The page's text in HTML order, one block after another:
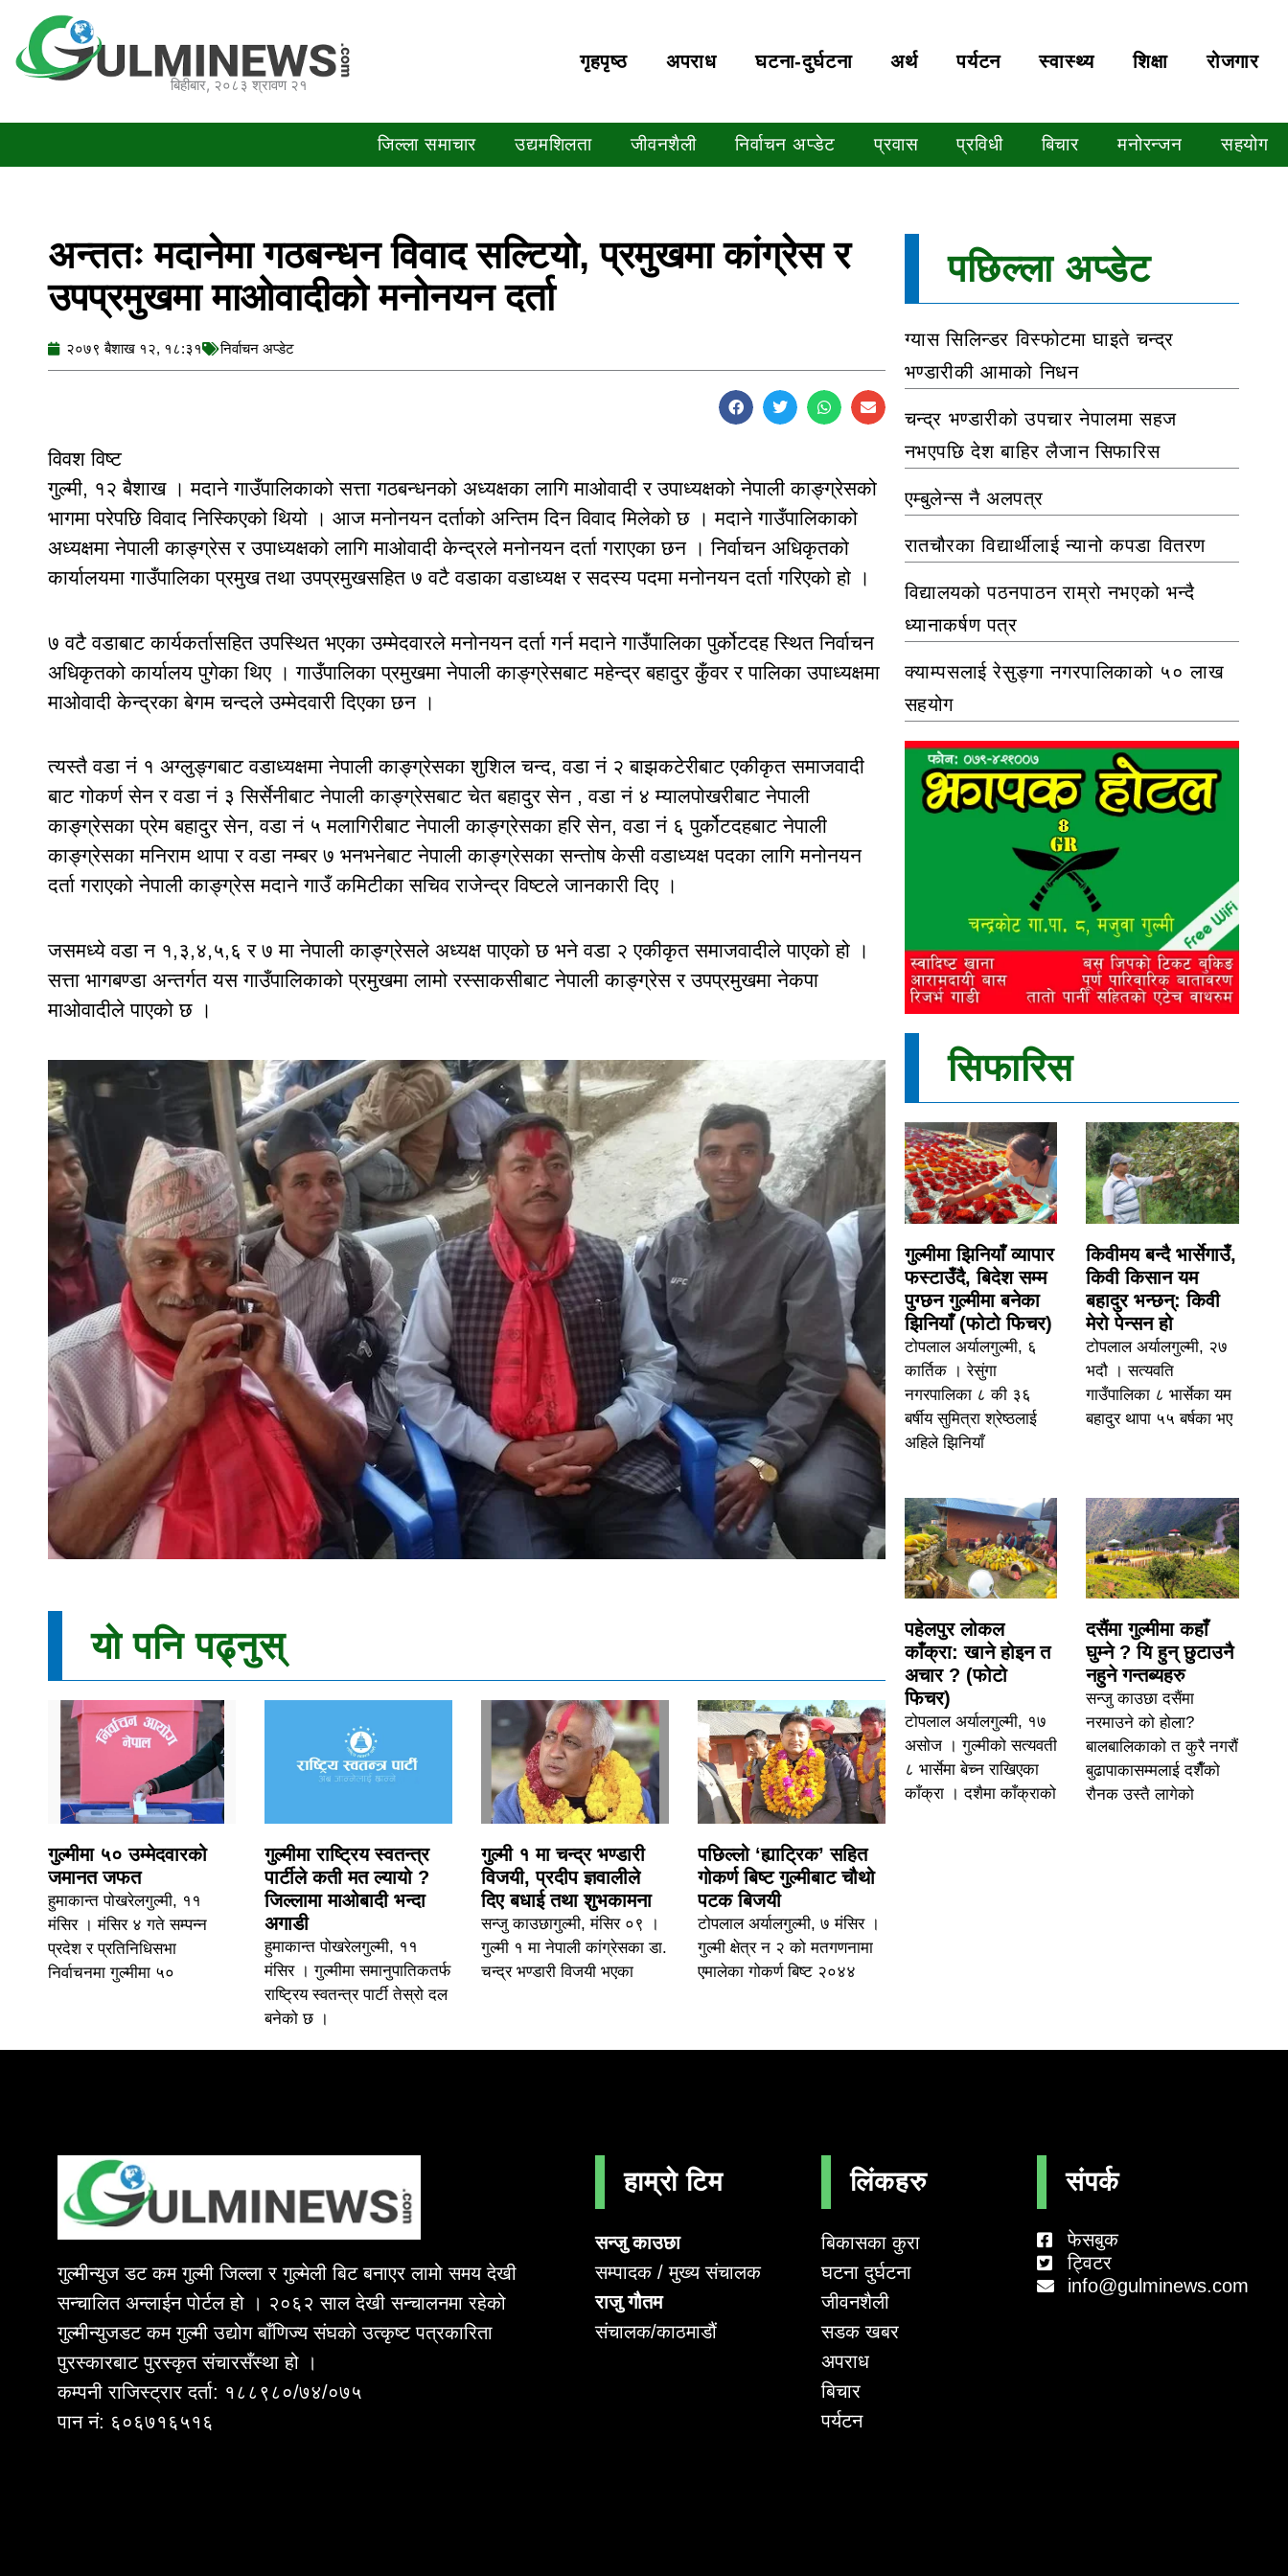
content
बिहीबार, २०८३ श्रावण २१
गृहपृष्‍ठ अपराध घटना-दुर्घटना अर्थ पर्यटन स्वास्थ्य शिक्षा रोजगार
जिल्ला समाचार उद्यमशिलता जीवनशैली निर्वाचन अप्डेट प्रवास प्रविधी बिचार मनोरन्जन सहयोग
अन्ततः मदानेमा गठबन्धन विवाद सल्टियो, प्रमुखमा कांग्रेस र
उपप्रमुखमा माओवादीको मनोनयन दर्ता
२०७९ बैशाख १२, १८:३१ निर्वाचन अप्डेट
विवश विष्ट
गुल्मी, १२ बैशाख । मदाने गाउँपालिकाको सत्ता गठबन्धनको अध्यक्षका लागि माओवादी र उपाध्यक्षको नेपाली काङ्ग्रेसको
भागमा परेपछि विवाद निस्किएको थियो । आज मनोनयन दर्ताको अन्तिम दिन विवाद मिलेको छ । मदाने गाउँपालिकाको
अध्यक्षमा नेपाली काङ्ग्रेस र उपाध्यक्षको लागि माओवादी केन्द्रले मनोनयन दर्ता गराएका छन । निर्वाचन अधिकृतको
कार्यालयमा गाउँपालिका प्रमुख तथा उपप्रमुखसहित ७ वटै वडाका वडाध्यक्ष र सदस्य पदमा मनोनयन दर्ता गरिएको हो ।
७ वटै वडाबाट कार्यकर्तासहित उपस्थित भएका उम्मेदवारले मनोनयन दर्ता गर्न मदाने गाउँपालिका पुर्कोटदह स्थित निर्वाचन
अधिकृतको कार्यालय पुगेका थिए । गाउँपालिका प्रमुखमा नेपाली काङ्ग्रेसबाट महेन्द्र बहादुर कुँवर र पालिका उपाध्यक्षमा
माओवादी केन्द्रका बेगम चन्दले उम्मेदवारी दिएका छन ।
त्यस्तै वडा नं १ अग्लुङ्गबाट वडाध्यक्षमा नेपाली काङ्ग्रेसका शुशिल चन्द, वडा नं २ बाझकटेरीबाट एकीकृत समाजवादी
बाट गोकर्ण सेन र वडा नं ३ सिर्सेनीबाट नेपाली काङ्ग्रेसबाट चेत बहादुर सेन , वडा नं ४ म्यालपोखरीबाट नेपाली
काङ्ग्रेसका प्रेम बहादुर सेन, वडा नं ५ मलागिरीबाट नेपाली काङ्ग्रेसका हरि सेन, वडा नं ६ पुर्कोटदहबाट नेपाली
काङ्ग्रेसका मनिराम थापा र वडा नम्बर ७ भनभनेबाट नेपाली काङ्ग्रेसका सन्तोष केसी वडाध्यक्ष पदका लागि मनोनयन
दर्ता गराएको नेपाली काङ्ग्रेस मदाने गाउँ कमिटीका सचिव राजेन्द्र विष्टले जानकारी दिए ।
जसमध्ये वडा न १,३,४,५,६ र ७ मा नेपाली काङ्ग्रेसले अध्यक्ष पाएको छ भने वडा २ एकीकृत समाजवादीले पाएको हो ।
सत्ता भागबण्डा अन्तर्गत यस गाउँपालिकाको प्रमुखमा लामो रस्साकसीबाट नेपाली काङ्ग्रेस र उपप्रमुखमा नेकपा
माओवादीले पाएको छ ।
यो पनि पढ्नुस्
गुल्मीमा ५० उम्मेदवारको
जमानत जफत
हुमाकान्त पोखरेलगुल्मी, ११
मंसिर । मंसिर ४ गते सम्पन्न
प्रदेश र प्रतिनिधिसभा
निर्वाचनमा गुल्मीमा ५०
गुल्मीमा राष्ट्रिय स्वतन्त्र
पार्टीले कती मत ल्यायो ?
जिल्लामा माओबादी भन्दा
अगाडी
हुमाकान्त पोखरेलगुल्मी, ११
मंसिर । गुल्मीमा समानुपातिकतर्फ
राष्ट्रिय स्वतन्त्र पार्टी तेस्रो दल
बनेको छ ।
गुल्मी १ मा चन्द्र भण्डारी
विजयी, प्रदीप ज्ञवालीले
दिए बधाई तथा शुभकामना
सन्जु काउछागुल्मी, मंसिर ०९ ।
गुल्मी १ मा नेपाली कांग्रेसका डा.
चन्द्र भण्डारी विजयी भएका
पछिल्लो ‘ह्याट्रिक’ सहित
गोकर्ण बिष्ट गुल्मीबाट चौथो
पटक बिजयी
टोपलाल अर्यालगुल्मी, ७ मंसिर ।
गुल्मी क्षेत्र न २ को मतगणनामा
एमालेका गोकर्ण बिष्ट २०४४
पछिल्ला अप्डेट
ग्यास सिलिन्डर विस्फोटमा घाइते चन्द्र
भण्डारीकी आमाको निधन
चन्द्र भण्डारीको उपचार नेपालमा सहज
नभएपछि देश बाहिर लैजान सिफारिस
एम्बुलेन्स नै अलपत्र
रातचौरका विद्यार्थीलाई न्यानो कपडा वितरण
विद्यालयको पठनपाठन राम्रो नभएको भन्दै
ध्यानाकर्षण पत्र
क्याम्पसलाई रेसुङ्गा नगरपालिकाको ५० लाख
सहयोग
सिफारिस
गुल्मीमा झिनियाँ व्यापार
फस्टाउँदै, बिदेश सम्म
पुग्छन गुल्मीमा बनेका
झिनियाँ (फोटो फिचर)
टोपलाल अर्यालगुल्मी, ६
कार्तिक । रेसुंगा
नगरपालिका ८ की ३६
बर्षीय सुमित्रा श्रेष्ठलाई
अहिले झिनियाँ
किवीमय बन्दै भार्सेगाउँ,
किवी किसान यम
बहादुर भन्छन्: किवी
मेरो पेन्सन हो
टोपलाल अर्यालगुल्मी, २७
भदौ । सत्यवति
गाउँपालिका ८ भार्सेका यम
बहादुर थापा ५५ बर्षका भए
पहेलपुर लोकल
काँक्रा: खाने होइन त
अचार ? (फोटो
फिचर)
टोपलाल अर्यालगुल्मी, १७
असोज । गुल्मीको सत्यवती
८ भार्सेमा बेच्न राखिएका
काँक्रा । दशैमा काँक्राको
दसैंमा गुल्मीमा कहाँ
घुम्ने ? यि हुन् छुटाउनै
नहुने गन्तब्यहरु
सन्जु काउछा दसैंमा
नरमाउने को होला?
बालबालिकाको त कुरै नगरौं
बुढापाकासम्मलाई दशैँको
रौनक उस्तै लागेको
गुल्मीन्युज डट कम गुल्मी जिल्ला र गुल्मेली बिट बनाएर लामो समय देखी
सन्चालित अन्लाईन पोर्टल हो । २०६२ साल देखी सन्चालनमा रहेको
गुल्मीन्युजडट कम गुल्मी उद्योग बाँणिज्य संघको उत्कृष्ट पत्रकारिता
पुरस्कारबाट पुरस्कृत संचारसँस्था हो ।
कम्पनी राजिस्ट्रार दर्ता: १८८९८०/७४/०७५
पान नं: ६०६७१६५१६
हाम्रो टिम
सन्जु काउछा
सम्पादक / मुख्य संचालक
राजु गौतम
संचालक/काठमाडौं
लिंकहरु
बिकासका कुरा
घटना दुर्घटना
जीवनशैली
सडक खबर
अपराध
बिचार
पर्यटन
संपर्क
फेसबुक
ट्विटर
info@gulminews.com